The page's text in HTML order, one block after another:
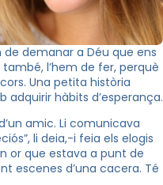
demanar a Déu que ens
l’hem de fer, perquè
Una petita història
adquirir hàbits d’esperança.
amic. Li comunicava
li deia,-i feia els elogis
or que estava a punt de
escenes d’una cacera. Té